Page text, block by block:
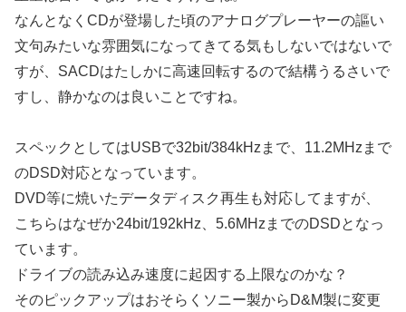
なんとなくCDが登場した頃のアナログプレーヤーの謳い
文句みたいな雰囲気になってきてる気もしないではないで
すが、SACDはたしかに高速回転するので結構うるさいで
すし、静かなのは良いことですね。
スペックとしてはUSBで32bit/384kHzまで、11.2MHzまで
のDSD対応となっています。
DVD等に焼いたデータディスク再生も対応してますが、
こちらはなぜか24bit/192kHz、5.6MHzまでのDSDとなっ
ています。
ドライブの読み込み速度に起因する上限なのかな？
そのピックアップはおそらくソニー製からD&M製に変更